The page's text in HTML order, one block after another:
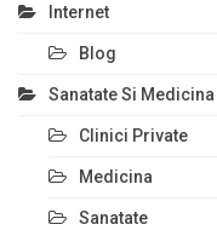
Internet
Blog
Sanatate Si Medicina
Clinici Private
Medicina
Sanatate